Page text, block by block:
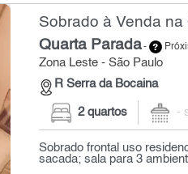
Sobrado à Venda na
Quarta Parada-
Zona Leste - São Paulo
R Serra da Bocaina
2 quartos -
Sobrado frontal uso
sacada; sala para 3